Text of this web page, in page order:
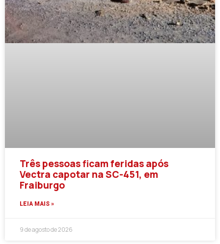
Três pessoas ficam feridas após
Vectra capotar na SC-451, em
Fraiburgo
LEIA MAIS »
9 de agosto de 2026